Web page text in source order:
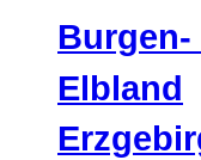
Burgen-
Elbland